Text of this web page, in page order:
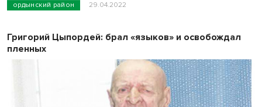
ордынский район 29.04.2022
Григорий Цыпордей: брал «языков» и освобождал
пленных